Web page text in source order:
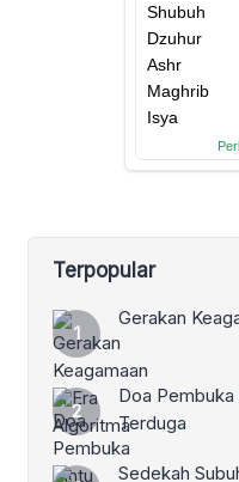
Terpopular
Gerakan
Doa
Terduga
Sedekah